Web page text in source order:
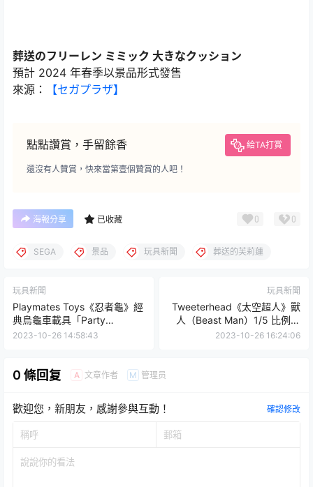
葬送のフリーレン ミミック 大きなクッション
預計 2024 年春季以景品形式發售
來源：
【セガプラザ】
點點讚賞，手留餘香 給TA打賞
還沒有人贊賞，快來當第壹個贊賞的人吧！
海報分享 已收藏 0 0
SEGA 景品 玩具新聞 葬送的芙莉蓮
玩具新聞
Playmates Toys《忍者龜》經
典烏龜車載具「Party
Wagon」再次上路！
2023-10-26 14:58:43
玩具新聞
Tweeterhead《太空超人》獸
人（Beast Man）1/5 比例全
身雕像 散發濃厚野性氣息！
2023-10-26 16:24:06
0 條回复 A 文章作者 M 管理员
歡迎您，新朋友，感謝參與互動！ 確認修改